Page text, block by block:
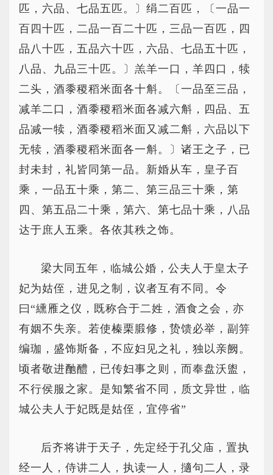
匹，六品、七品五匹。〕绢二百匹，〔一品一
百四十匹，二品一百二十匹，三品一百匹，四
品八十匹，五品六十匹，六品、七品五十匹，
八品、九品三十匹。〕羔羊一口，羊四口，犊
二头，酒黍稷稻米面各十斛。〔一品至三品，
减羊二口，酒黍稷稻米面各减六斛，四品、五
品减一犊，酒黍稷稻米面又减二斛，六品以下
无犊，酒黍稷稻米面各一斛。〕诸王之子，已
封未封，礼皆同第一品。新婚从车，皇子百
乘，一品五十乘，第二、第三品三十乘，第
四、第五品二十乘，第六、第七品十乘，八品
达于庶人五乘。各依其秩之饰。
梁大同五年，临城公婚，公夫人于皇太子
妃为姑侄，进见之制，议者互有不同。令
曰“纁雁之仪，既称合于二姓，酒食之会，亦
有姻不失亲。若使榛栗腶修，贽馈必举，副笄
编珈，盛饰斯备，不应妇见之礼，独以亲阙。
顷者敬进酏醴，已传妇事之则，而奉盘沃盥，
不行侯服之家。是知繁省不同，质文异世，临
城公夫人于妃既是姑侄，宜停省”
后齐将讲于天子，先定经于孔父庙，置执
经一人，侍讲二人，执读一人，擿句二人，录